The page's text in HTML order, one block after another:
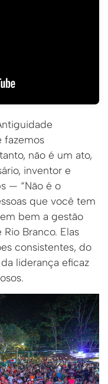
fazemos
não é um ato,
inventor e
— “Não é o
que você tem
bem a gestão
Branco. Elas
consistentes, do
liderança eficaz